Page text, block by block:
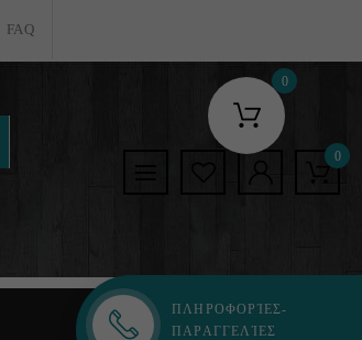
FAQ
0
0
ΠΛΗΡΟΦΟΡΊΕΣ-
ΠΑΡΑΓΓΕΛΊΕΣ